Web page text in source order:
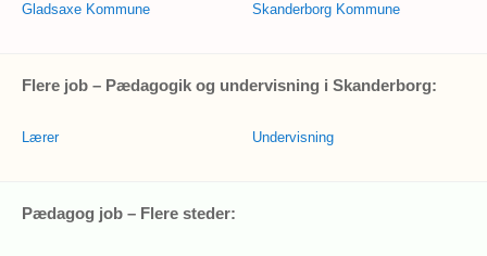
Gladsaxe Kommune Skanderborg Kommune
Flere job – Pædagogik og undervisning i Skanderborg:
Lærer Undervisning
Pædagog job – Flere steder: